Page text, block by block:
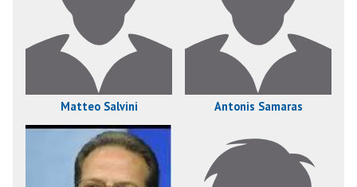
Matteo Salvini Antonis Samaras